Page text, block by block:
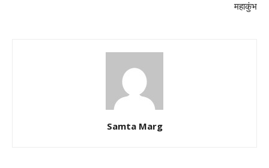
महाकुंभ
Samta Marg